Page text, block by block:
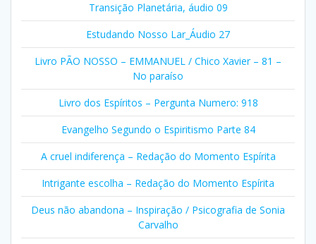
Transição Planetária, áudio 09
Estudando Nosso Lar_Áudio 27
Livro PÃO NOSSO – EMMANUEL / Chico Xavier – 81 –
No paraíso
Livro dos Espíritos – Pergunta Numero: 918
Evangelho Segundo o Espiritismo Parte 84
A cruel indiferença – Redação do Momento Espírita
Intrigante escolha – Redação do Momento Espírita
Deus não abandona – Inspiração / Psicografia de Sonia
Carvalho